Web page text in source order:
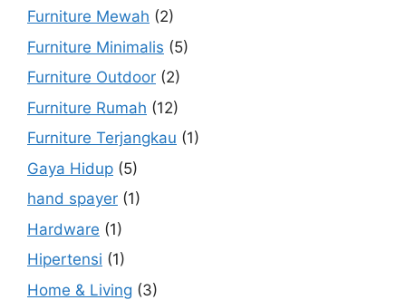
Furniture Mewah (2)
Furniture Minimalis (5)
Furniture Outdoor (2)
Furniture Rumah (12)
Furniture Terjangkau (1)
Gaya Hidup (5)
hand spayer (1)
Hardware (1)
Hipertensi (1)
Home & Living (3)